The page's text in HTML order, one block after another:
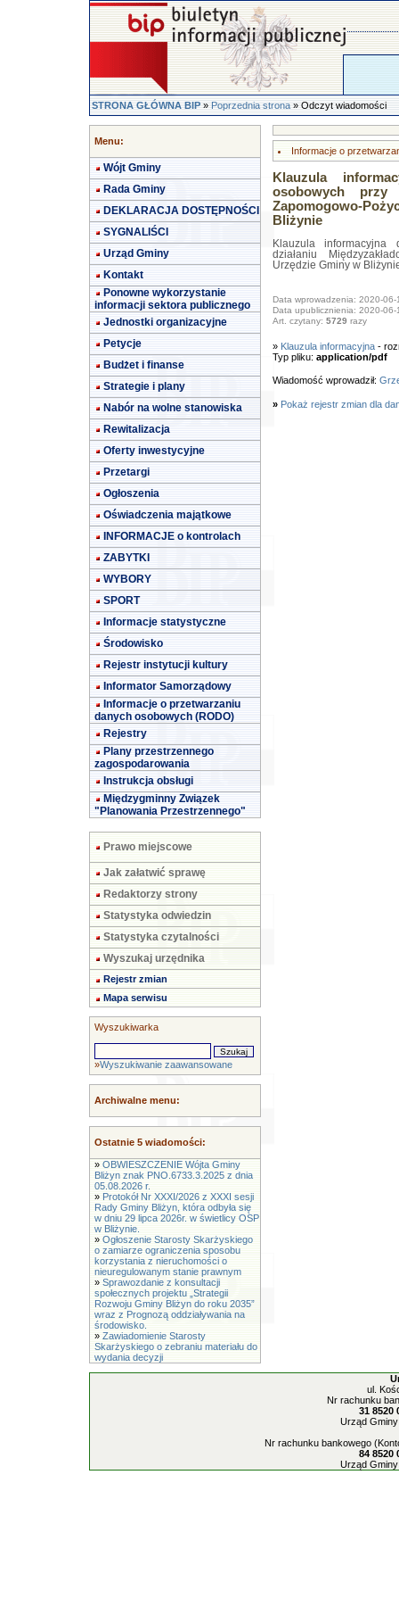
STRONA GŁÓWNA BIP»Poprzednia strona» Odczyt wiadomości
Menu:
Wójt Gminy
Rada Gminy
DEKLARACJA DOSTĘPNOŚCI
SYGNALIŚCI
Urząd Gminy
Kontakt
Ponowne wykorzystanie
informacji sektora publicznego
Jednostki organizacyjne
Petycje
Budżet i finanse
Strategie i plany
Nabór na wolne stanowiska
Rewitalizacja
Oferty inwestycyjne
Przetargi
Ogłoszenia
Oświadczenia majątkowe
INFORMACJE o kontrolach
ZABYTKI
WYBORY
SPORT
Informacje statystyczne
Środowisko
Rejestr instytucji kultury
Informator Samorządowy
Informacje o przetwarzaniu
danych osobowych (RODO)
Rejestry
Plany przestrzennego
zagospodarowania
Instrukcja obsługi
Międzygminny Związek
"Planowania Przestrzennego"
Prawo miejscowe
Jak załatwić sprawę
Redaktorzy strony
Statystyka odwiedzin
Statystyka czytalności
Wyszukaj urzędnika
Rejestr zmian
Mapa serwisu
Wyszukiwarka
»Wyszukiwanie zaawansowane
Archiwalne menu:
Ostatnie 5 wiadomości:
» OBWIESZCZENIE Wójta Gminy
Bliżyn znak PNO.6733.3.2025 z dnia
05.08.2026 r.
» Protokół Nr XXXI/2026 z XXXI sesji
Rady Gminy Bliżyn, która odbyła się
w dniu 29 lipca 2026r. w świetlicy OSP
w Bliżynie.
» Ogłoszenie Starosty Skarżyskiego
o zamiarze ograniczenia sposobu
korzystania z nieruchomości o
nieuregulowanym stanie prawnym
» Sprawozdanie z konsultacji
społecznych projektu „Strategii
Rozwoju Gminy Bliżyn do roku 2035”
wraz z Prognozą oddziaływania na
środowisko.
» Zawiadomienie Starosty
Skarżyskiego o zebraniu materiału do
wydania decyzji
Informacje o
Klauzula
osobowych przy
Zapomogowo-
Bliżynie
Klauzula informacyjna
działaniu
Urzędzie Gminy w
Data wprowadzenia: 2020-06-
Data upublicznienia: 2020-06-
Art. czytany: 5729 razy
» Klauzula informacyjna-
Typ pliku: application/pdf
Wiadomość wprowadził:
» Pokaż rejestr zmian dla
ul.
Nr rachunku
31 8520
Urząd
Nr rachunku bankowego
84 8520
Urząd